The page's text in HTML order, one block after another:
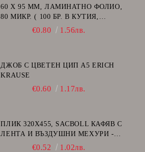
60 Х 95 ММ, ЛАМИНАТНО ФОЛИО,
80 МИКР. ( 100 БР. В КУТИЯ,
€0.80 1.56лв.
ДЖОБ С ЦВЕТЕН ЦИП A5 ERICH
KRAUSE
€0.60 1.17лв.
ПЛИК 320Х455, SACBOLL КАФЯВ С
ЛЕНТА И ВЪЗДУШНИ МЕХУРИ -
€0.52 1.02лв.